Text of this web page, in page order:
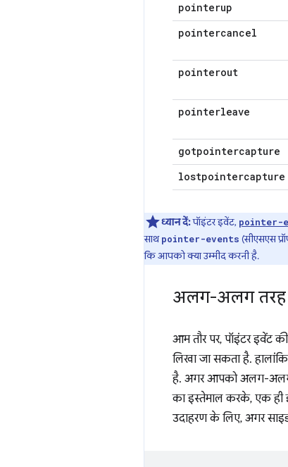
pointerup
pointercancel
pointerout
pointerleave
gotpointercapture
lostpointercapture
ध्यान दें:पॉइंटर इवेंट, pointer-
साथpointer-events (सीएसएस
कि आपको क्या उम्मीद करनी है.
अलग-अलग
आम तौर पर, पॉइंटर इवेंट
लिखा जा सकता है.
है. अगर आपको अलग-अलग
का इस्तेमाल करके, एक
उदाहरण के लिए, अगर